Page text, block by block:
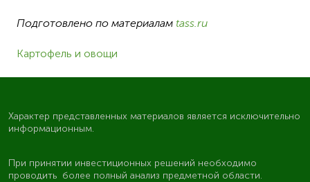
Подготовлено по материалам tass.ru
Картофель и овощи
Характер представленных материалов является исключительно
информационным.
При принятии инвестиционных решений необходимо
проводить более полный анализ предметной области.